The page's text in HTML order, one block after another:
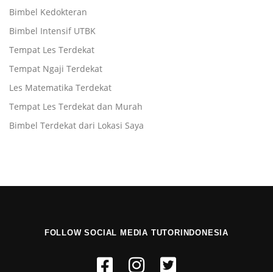
Bimbel Kedokteran
Bimbel Intensif UTBK
Tempat Les Terdekat
Tempat Ngaji Terdekat
Les Matematika Terdekat
Tempat Les Terdekat dan Murah
Bimbel Terdekat dari Lokasi Saya
FOLLOW SOCIAL MEDIA TUTORINDONESIA